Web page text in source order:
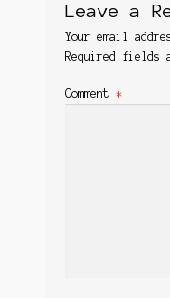
Leave a
Your email
Required fields
Comment *